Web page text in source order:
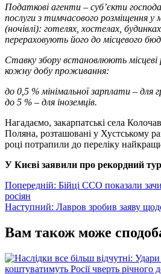
Податкові агенти – суб’єкти
послуги з тимчасового розміщення у
(ночівлі): готелях, хостелах,
перераховують його до місцевого
Ставку збору встановлюють місцеві
кожну добу проживання:
до 0,5 % мінімальної зарплати – для
до 5 % – для іноземців.
Нагадаємо, закарпатські села
Поляна, розташовані у Хустському
році потрапили до переліку
У Києві заявили про рекордний
Навігація
записів
Попередній: Бійці ССО показали
росіян
Наступний: Лавров зробив заяву
Вам також може